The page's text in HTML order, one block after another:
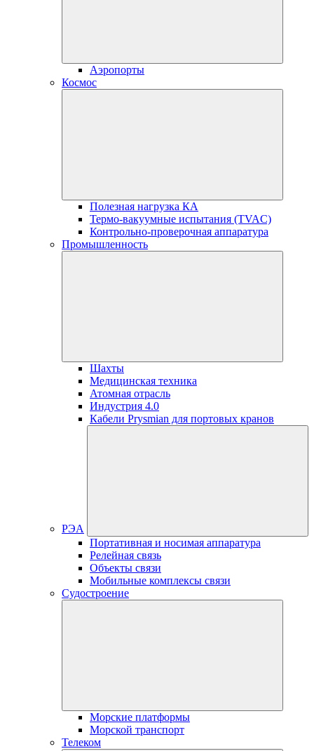
Аэропорты
Космос
Полезная нагрузка КА
Термо-вакуумные испытания (TVAC)
Контрольно-проверочная аппаратура
Промышленность
Шахты
Медицинская техника
Атомная отрасль
Индустрия 4.0
Кабели Prysmian для портовых кранов
РЭА
Портативная и носимая аппаратура
Релейная связь
Объекты связи
Мобильные комплексы связи
Судостроение
Морские платформы
Морской транспорт
Телеком